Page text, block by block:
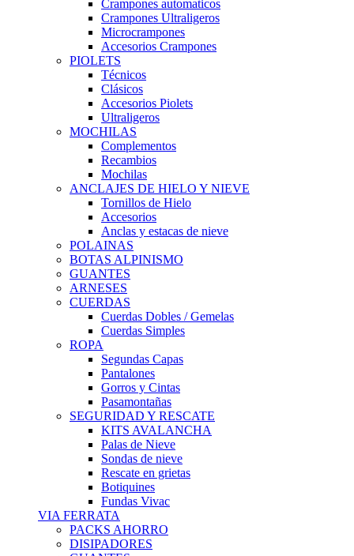
Crampones automaticos
Crampones Ultraligeros
Microcrampones
Accesorios Crampones
PIOLETS
Técnicos
Clásicos
Accesorios Piolets
Ultraligeros
MOCHILAS
Complementos
Recambios
Mochilas
ANCLAJES DE HIELO Y NIEVE
Tornillos de Hielo
Accesorios
Anclas y estacas de nieve
POLAINAS
BOTAS ALPINISMO
GUANTES
ARNESES
CUERDAS
Cuerdas Dobles / Gemelas
Cuerdas Simples
ROPA
Segundas Capas
Pantalones
Gorros y Cintas
Pasamontañas
SEGURIDAD Y RESCATE
KITS AVALANCHA
Palas de Nieve
Sondas de nieve
Rescate en grietas
Botiquines
Fundas Vivac
VIA FERRATA
PACKS AHORRO
DISIPADORES